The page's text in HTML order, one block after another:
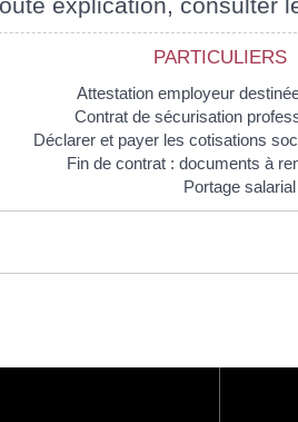
PARTICULIERS
Attestation employeur
Contrat de sécurisation
Déclarer et payer les cotisations
Fin de contrat : documents à
Portage salarial